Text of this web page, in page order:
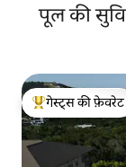
पूल की
गेस्ट्स का टॉप
गेस्ट्स की फ़ेवरेट